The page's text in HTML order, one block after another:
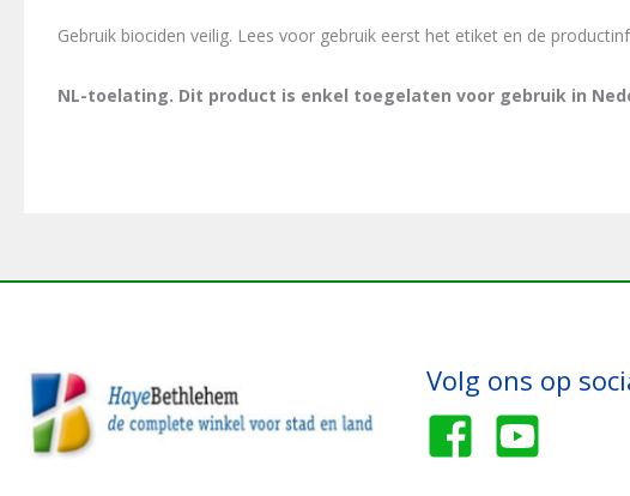
Gebruik biociden veilig. Lees voor gebruik eerst het etiket en de
NL-toelating. Dit product is enkel toegelaten voor gebruik in
Volg ons op